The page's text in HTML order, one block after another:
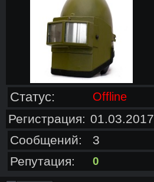
Статус: Offline
Регистрация: 01.03.2017
Сообщений:
3
Репутация:
0